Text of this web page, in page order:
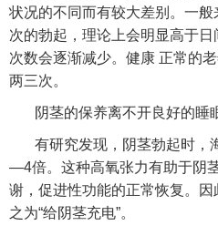
状况的不同而有较大差别。一
次的勃起，理论上会明显高于
次数会逐渐减少。健康 正常的
两三次。
阴茎的保养离不开良好的睡
有研究发现，阴茎勃起时，
—4倍。这种高氧张力有助于阴
谢，促进性功能的正常恢复。
之为“给阴茎充电”。